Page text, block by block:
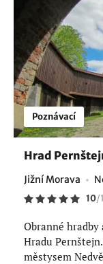
Poznávací
Hrad
Jižní Morava
10/
Obranné
Hradu
městysem